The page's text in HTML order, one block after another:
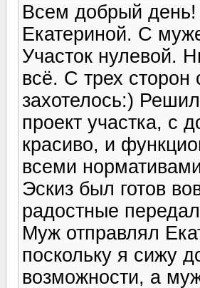
Всем добрый день!
Екатериной. С
Участок нулевой.
всё. С трех
захотелось:)
проект участка, с
красиво, и
всеми
Эскиз был готов
радостные
Муж отправлял
поскольку я сижу
возможности, а